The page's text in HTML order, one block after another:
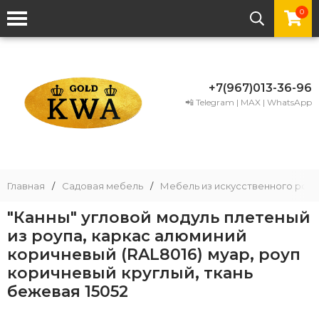
0
+7(967)013-36-96
📲 Telegram | MAX | WhatsApp
Главная / Садовая мебель / Мебель из искусственного
"Канны" угловой модуль плетеный
из роупа, каркас алюминий
коричневый (RAL8016) муар, роуп
коричневый круглый, ткань
бежевая 15052